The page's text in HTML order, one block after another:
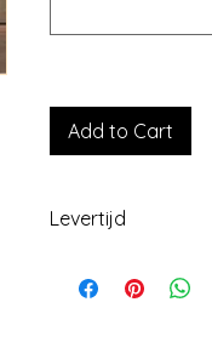
Add to Cart
Levertijd